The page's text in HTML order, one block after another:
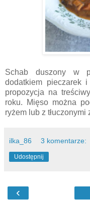
Schab duszony w
dodatkiem pieczarek
propozycja na
roku. Mięso można
ryżem lub z tłuczonymi
ilka_86 3 komentarze:
Udostępnij
‹